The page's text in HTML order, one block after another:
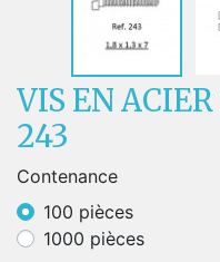
VIS EN
243
Contenance
100 pièces
1000 pièces